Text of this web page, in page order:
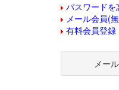
パスワードを
メール会員(
有料会員登録
メー